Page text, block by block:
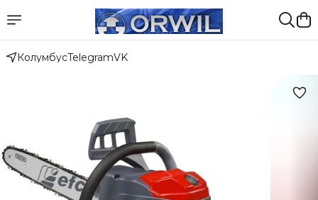
КолумбусTelegramVK